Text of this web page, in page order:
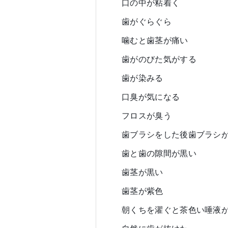
口の中が粘着く
歯がぐらぐら
噛むと歯茎が痛い
歯がのびた気がする
歯が染みる
口臭が気になる
フロスが臭う
歯ブラシをした後歯ブラシ
歯と歯の隙間が黒い
歯茎が黒い
歯茎が紫色
朝くちを濯ぐと茶色い唾液